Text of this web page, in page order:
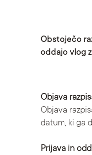
Obstoječo
oddajo vlog
Objava
Objava
datum, ki ga
Prijava in